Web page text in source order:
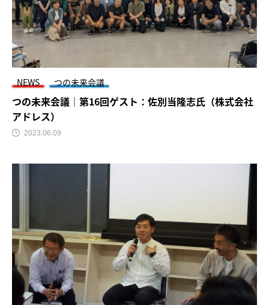
NEWS つの未来会議
つの未来会議｜第16回ゲスト：佐別当隆志氏（株式会社
アドレス）
2023.06.09